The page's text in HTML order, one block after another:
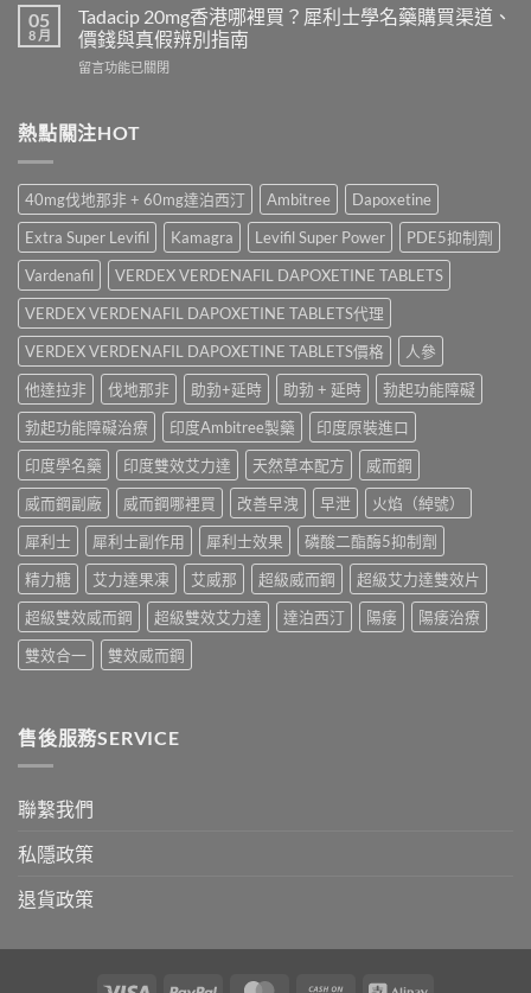
粒
多
錢？
與
藥
購
買
比
較〉
中
必
利
勁
怎
2026
果、
價
錢、
副
作
用
全
面
比
較
與
香
港
購
買
指
南〉
學
名
藥
邊
Cenforce-
與
Kamagra
Jelly
全
面
比
較〉
中
05
8 月
Tadacip 20mg香港哪裡買？犀利士學名藥購買渠道、
價錢與真假辨別指南
在
香
港
裡
買？
犀
利
士
學
名
藥
購
買
渠
道、
價
錢
與
真
假
辨
指
南〉
中
留言功能已關閉
熱點關注HOT
40mg伐地那非 + 60mg達泊西汀 Ambitree
Dapoxetine
Extra Super Levifil
Kamagra Levifil Super Power
PDE5抑制劑
Vardenafil
VERDEX VERDENAFIL DAPOXETINE TABLETS
VERDEX VERDENAFIL DAPOXETINE TABLETS代理
VERDEX VERDENAFIL DAPOXETINE TABLETS價格
人參
他達拉非
伐地那非 助勃+延時 助勃 + 延時
勃起功能障礙
勃起功能障礙治療
印度Ambitree製藥
印度原裝進口
印度學名藥
印度雙效艾力達 天然草本配方
威而鋼
威而鋼副廠
威而鋼哪裡買 改善早洩 早泄
火焰（綽號）
犀利士
犀利士副作用 犀利士效果
磷酸二酯酶5抑制劑
精力糖
艾力達果凍 艾威那 超級威而鋼
超級艾力達雙效片
超級雙效威而鋼
超級雙效艾力達 達泊西汀 陽痿
陽痿治療
雙效合一
雙效威而鋼
售後服務SERVICE
聯繫我們
私隱政策
退貨政策